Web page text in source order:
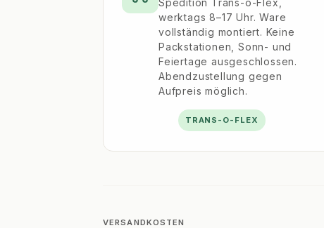
Spedition Trans-o-Flex,
werktags 8–17 Uhr. Ware
vollständig montiert. Keine
Packstationen, Sonn- und
Feiertage ausgeschlossen.
Abendzustellung gegen
Aufpreis möglich.
TRANS-O-FLEX
VERSANDKOSTEN